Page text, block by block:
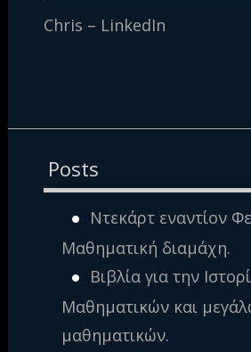
Chris – LinkedIn
Posts
Ντεκάρτ εναντίον
Μαθηματική διαμάχη.
Βιβλία για την
Μαθηματικών και
μαθηματικών.